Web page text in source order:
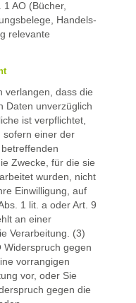
AO (Bücher,
Handels-
relevante
verlangen, dass die
Daten unverzüglich
ist verpflichtet,
sofern einer der
Zwecke, für die sie
wurden, nicht
Einwilligung, auf
1 lit. a oder Art. 9
an einer
Verarbeitung. (3)
Widerspruch gegen
vorrangigen
vor, oder Sie
gegen die